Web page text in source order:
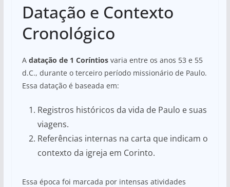
Datação e Contexto
Cronológico
A datação de 1 Coríntiosvaria entre os anos 53 e 55
d.C., durante o terceiro período missionário de Paulo.
Essa datação é baseada em:
Registros históricos da vida de Paulo e suas
viagens.
Referências internas na carta que indicam o
contexto da igreja em Corinto.
Essa época foi marcada por intensas atividades